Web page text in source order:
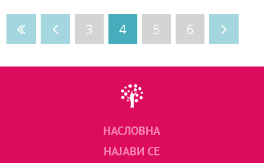
3 4 5 6
НАСЛОВНА
НАЈАВИ СЕ